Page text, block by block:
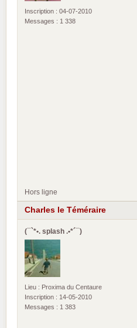
Inscription : 04-07-2010
Messages : 1 338
Hors ligne
Charles le Téméraire
(¯`*•. splash .•*´¯)
Lieu : Proxima du Centaure
Inscription : 14-05-2010
Messages : 1 383